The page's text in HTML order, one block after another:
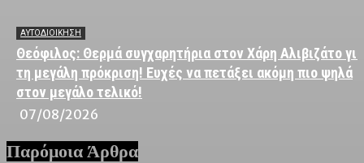
ΑΥΤΟΔΙΟΙΚΗΣΗ
Θεόφιλος: Θερμά συγχαρητήρια στον Χάρη Αλιβιζάτο για
τη μεγάλη πρόκριση! Ευχές να πετάξει ακόμη πιο ψηλά
στον μεγάλο τελικό!
07/08/2026
Παρόμοια Άρθρα